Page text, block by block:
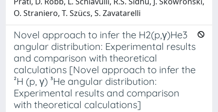
O. Straniero, T. Szücs, S. Zavatarelli
Novel approach to infer the H2(p,γ)He3
angular distribution: Experimental results
and comparison with theoretical
calculations [Novel approach to infer the
²H (p, γ) ³He angular distribution:
Experimental results and comparison
with theoretical calculations]